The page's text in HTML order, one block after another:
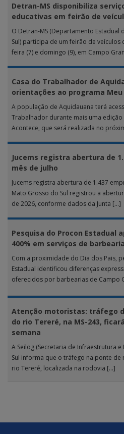
Detran-MS disponibiliza
educativas em feirão de
O Detran-MS (Departamento
Sul) participa de um feirão de
feira (7) e domingo (9), em Campo
Casa do Trabalhador de
orientações ao programa
A população de Aquidauana terá
Trabalhador durante mais uma
Acontece, que será realizada no
Jucems registra abertura de
mês de julho
Jucems registra abertura de 1.437
Mato Grosso do Sul registrou a
de 2026, conforme dados da Junta […]
Pesquisa do Procon Estadual
400% em serviços de
Com a proximidade do Dia dos Pais,
Estadual identificou diferenças
oferecidos por barbearias de Campo
Atenção motoristas: tráfego
do rio Tereré, na MS-243,
semana
A Seilog (Secretaria de Infraestrutura
Sul informa que o tráfego na ponte
rio Tereré, localizada na rodovia […]